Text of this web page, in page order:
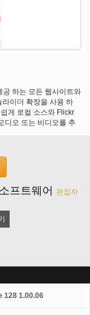
하는 모든 웹사이트와
라이더 확장을 사용 하
게 로컬 소스와 Flickr
디오 또는 비디오를 추
프트웨어
편집자
128 1.00.06